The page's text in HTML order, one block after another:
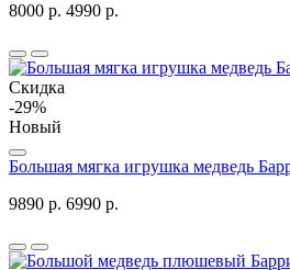
8000 р. 4990 р.
Скидка
-29%
Новый
Большая мягка игрушка медведь
9890 р. 6990 р.